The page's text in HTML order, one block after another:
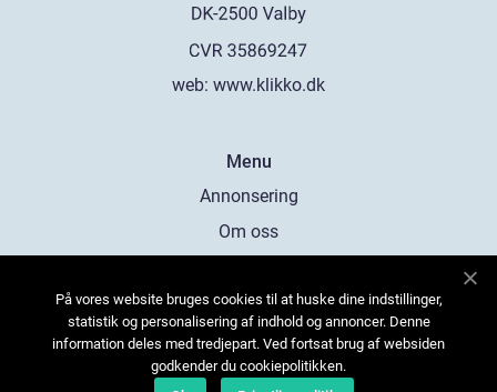
web: www.klikko.dk
Menu
Annonsering
Om oss
Kontakta oss
Sitemap
På vores website bruges cookies til at huske dine indstillinger,
statistik og personalisering af indhold og annoncer. Denne
information deles med tredjepart. Ved fortsat brug af websiden
godkender du cookiepolitikken.